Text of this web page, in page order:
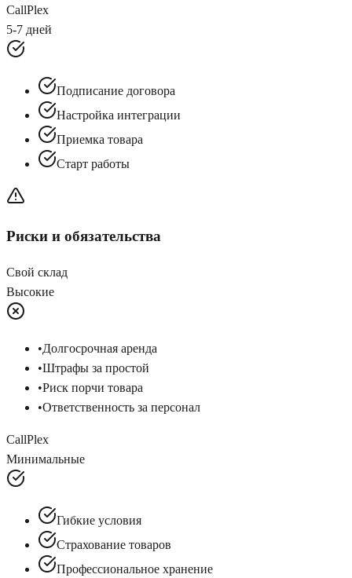
CallPlex
5-7 дней
Подписание договора
Настройка интеграции
Приемка товара
Старт работы
Риски и обязательства
Свой склад
Высокие
•Долгосрочная аренда
•Штрафы за простой
•Риск порчи товара
•Ответственность за персонал
CallPlex
Минимальные
Гибкие условия
Страхование товаров
Профессиональное хранение